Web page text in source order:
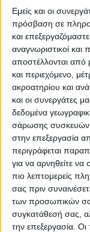
Εμείς και οι
πρόσβαση σε
και
αναγνωριστικοί
αποστέλλονται από
και περιεχόμενο,
ακροατηρίου και
και οι συνεργάτες
δεδομένα
σάρωσης συσκευών.
στην επεξεργασία
περιγράφεται
για να αρνηθείτε
πιο λεπτομερείς
σας πριν
των προσωπικών
συγκατάθεσή σας,
την επεξεργασία.